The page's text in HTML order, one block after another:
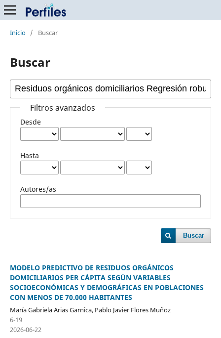
Inicio / Buscar
Buscar
Filtros avanzados
Desde
Hasta
Autores/as
Buscar
MODELO PREDICTIVO DE RESIDUOS ORGÁNICOS
DOMICILIARIOS PER CÁPITA SEGÚN VARIABLES
SOCIOECONÓMICAS Y DEMOGRÁFICAS EN POBLACIONES
CON MENOS DE 70.000 HABITANTES
María Gabriela Arias Garnica, Pablo Javier Flores Muñoz
6-19
2026-06-22